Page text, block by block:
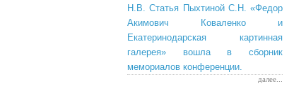
Н.В. Статья Пыхтиной С.Н. «Федор
Акимович Коваленко и
Екатеринодарская картинная
галерея» вошла в сборник
мемориалов конференции.
далее...